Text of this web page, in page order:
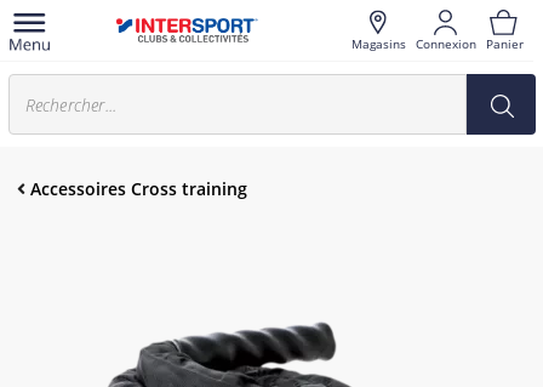
Magasins Connexion Panier
Accessoires Cross training